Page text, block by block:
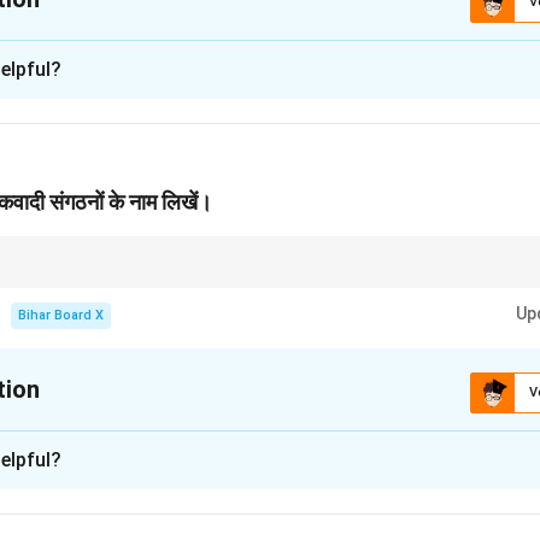
in PDF
संगठनों के नाम लिखें।
Bihar Board X